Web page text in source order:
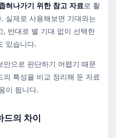
혀나가기 위한 참고 자료로 활
실제로 사용해보면 기대와는
, 반대로 별 기대 없이 선택한
있습니다.
으로 판단하기 어렵기 때문
특성을 비교 정리해 둔 자료
이 됩니다.
드의 차이